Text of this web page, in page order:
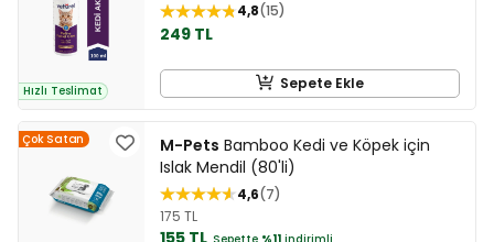
Hızlı Teslimat
4,8 15
249 TL
Sepete Ekle
Çok Satan M-Pets Bamboo Kedi ve Köpek için
Islak Mendil (80'li)
4,6 7
175 TL
155 TL Sepette %11 indirimli